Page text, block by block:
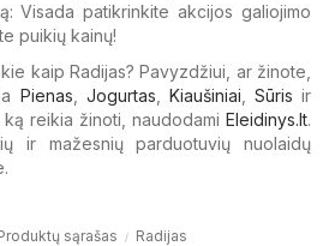
Visada patikrinkite akcijos galiojimo
puikių kainų!
kaip Radijas? Pavyzdžiui, ar žinote,
Pienas Jogurtas Kiaušiniai Sūris ir
reikia žinoti, naudodami Eleidinys.lt.
ir mažesnių parduotuvių nuolaidų
sąrašas Radijas